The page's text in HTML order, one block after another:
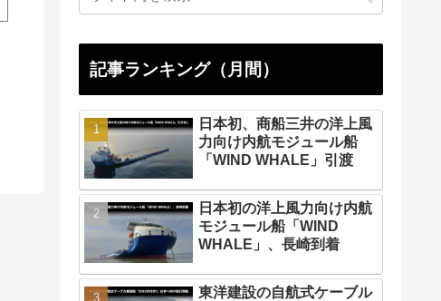
記事ランキング（月間）
日本初、商船三井の洋上風
力向け内航モジュール船
「WIND WHALE」引渡
日本初の洋上風力向け内航
モジュール船「WIND
WHALE」、長崎到着
東洋建設の自航式ケーブル